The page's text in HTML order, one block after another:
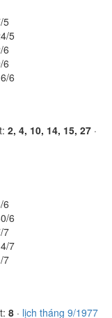
5
5
6
6
6
2, 4, 10, 14, 15, 27 ·
6
6
7
7
7
8 · lịch tháng 9/1977